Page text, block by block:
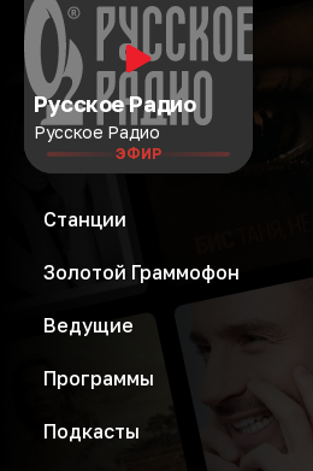
Русское Радио
Русское Радио
ЭФИР
Станции
Золотой Граммофон
Ведущие
Программы
Подкасты